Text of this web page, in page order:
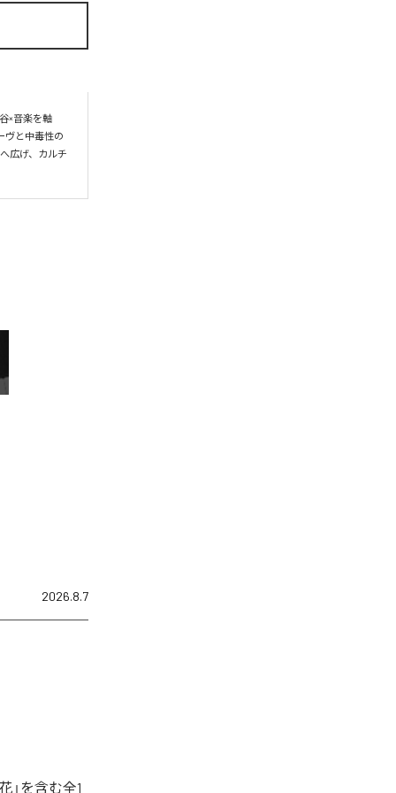
×音楽を軸
ヴと中毒性の
広げ、カルチ
2026.8.7
」を含む全1